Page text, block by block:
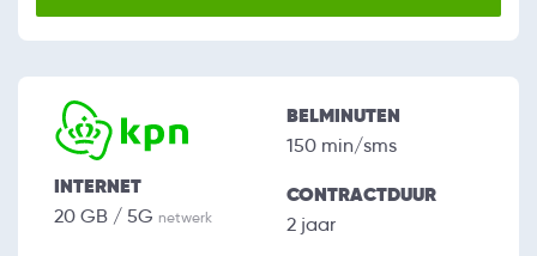
INTERNET
20 GB / 5G netwerk
BELMINUTEN
150 min/sms
CONTRACTDUUR
2 jaar